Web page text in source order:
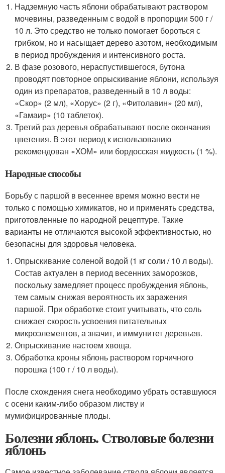
Надземную часть яблони обрабатывают раствором
мочевины, разведенным с водой в пропорции 500 г /
10 л. Это средство не только помогает бороться с
грибком, но и насыщает дерево азотом, необходимым
в период пробуждения и интенсивного роста.
В фазе розового, нераспустившегося, бутона
проводят повторное опрыскивание яблони, используя
один из препаратов, разведенный в 10 л воды:
«Скор» (2 мл), «Хорус» (2 г), «Фитолавин» (20 мл),
«Гамаир» (10 таблеток).
Третий раз деревья обрабатывают после окончания
цветения. В этот период к использованию
рекомендован «ХОМ» или бордосская жидкость (1 %).
Народные способы
Борьбу с паршой в весеннее время можно вести не
только с помощью химикатов, но и применять средства,
приготовленные по народной рецептуре. Такие
варианты не отличаются высокой эффективностью, но
безопасны для здоровья человека.
Опрыскивание соленой водой (1 кг соли / 10 л воды).
Состав актуален в период весенних заморозков,
поскольку замедляет процесс пробуждения яблонь,
тем самым снижая вероятность их заражения
паршой. При обработке стоит учитывать, что соль
снижает скорость усвоения питательных
микроэлементов, а значит, и иммунитет деревьев.
Опрыскивание настоем хвоща.
Обработка кроны яблонь раствором горчичного
порошка (100 г / 10 л воды).
После схождения снега необходимо убрать оставшуюся
с осени каким-либо образом листву и
мумифицированные плоды.
Болезни яблонь. Стволовые болезни
яблонь